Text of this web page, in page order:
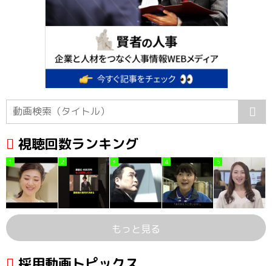
視聴回数ランキング
1 2 3 4 5
もっと見る